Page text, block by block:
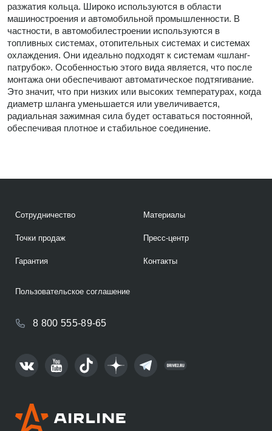
разжатия кольца. Широко используются в области
машиностроения и автомобильной промышленности. В
частности, в автомобилестроении используются в
топливных системах, отопительных системах и системах
охлаждения. Они идеально подходят к системам «шланг-
патрубок». Особенностью этого вида является, что после
монтажа они обеспечивают автоматическое подтягивание.
Это значит, что при низких или высоких температурах, когда
диаметр шланга уменьшается или увеличивается,
радиальная зажимная сила будет оставаться постоянной,
обеспечивая плотное и стабильное соединение.
Сотрудничество
Точки продаж
Гарантия
Материалы
Пресс-центр
Контакты
8 800 555-89-65
Пользовательское соглашение